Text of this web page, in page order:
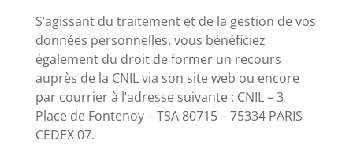
S’agissant du traitement et de la gestion de vos
données personnelles, vous bénéficiez
également du droit de former un recours
auprès de la CNIL via son site web ou encore
par courrier à l’adresse suivante : CNIL – 3
Place de Fontenoy – TSA 80715 – 75334 PARIS
CEDEX 07.